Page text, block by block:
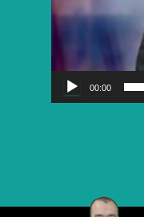
00:00